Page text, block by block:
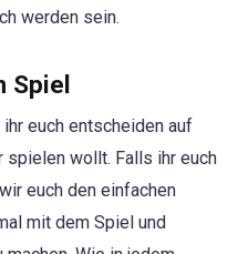
werden sein.
Spiel
euch entscheiden auf
wollt. Falls ihr euch
euch den einfachen
mit dem Spiel und